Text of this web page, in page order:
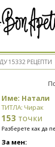
Име: Натали
ТИТЛА: Чирак
153 точки
Разберете как да
За мен: